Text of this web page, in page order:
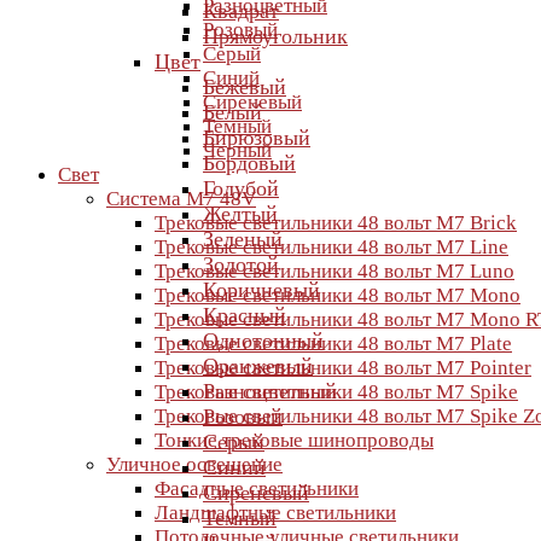
Разноцветный
Розовый
Серый
Синий
Сиреневый
Темный
Черный
Свет
Система M7 48V
Трековые светильники 48 вольт M7 Brick
Трековые светильники 48 вольт M7 Line
Трековые светильники 48 вольт M7 Luno
Трековые светильники 48 вольт M7 Mono
Трековые светильники 48 вольт M7 Mono
Трековые светильники 48 вольт M7 Plate
Трековые светильники 48 вольт M7 Pointer
Трековые светильники 48 вольт M7 Spike
Трековые светильники 48 вольт M7 Spike
Тонкие трековые шинопроводы
Уличное освещение
Фасадные светильники
Ландшафтные светильники
Квадрат
Прямоугольник
Цвет
Бежевый
Белый
Бирюзовый
Бордовый
Голубой
Желтый
Зеленый
Золотой
Коричневый
Красный
Однотонный
Оранжевый
Разноцветный
Розовый
Серый
Синий
Сиреневый
Темный